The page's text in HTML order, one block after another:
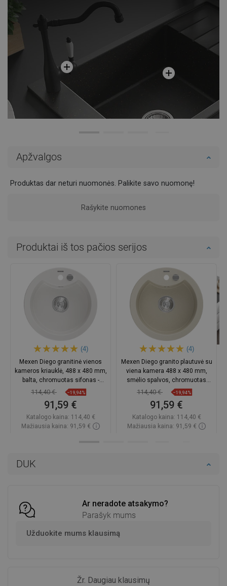
DUK
Ar neradote atsakymo?
Parašyk mums
Užduokite mums klausimą
Žr. Daugiau klausimų
Apžvalgos
Produktas dar neturi nuomonės. Palikite savo nuomonę!
Rašykite nuomones
Produktai iš tos pačios serijos
(4)
Mexen Diego granitinė vienos
kameros kriauklė, 488 x 480 mm,
balta, chromuotas sifonas -
6512481000-20
114,40 € −19,94%
91,59 €
Katalogo kaina: 114,40 €
Mažiausia kaina: 91,59 €
(4)
Mexen Diego granito plautuvė su
viena kamera 488 x 480 mm,
smėlio spalvos, chromuotas
sifonas - 6512481000-69
114,40 € −19,94%
91,59 €
Katalogo kaina: 114,40 €
Mažiausia kaina: 91,59 €